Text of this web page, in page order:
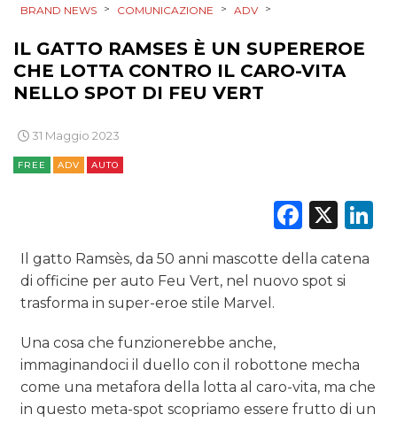
CINEMA
DIGITALE
EDITORIA
ESTERNA
RICERCHE
BRAND NEWS > COMUNICAZIONE > ADV >
IL GATTO RAMSES È UN SUPEREROE
CHE LOTTA CONTRO IL CARO-VITA
NELLO SPOT DI FEU VERT
31 Maggio 2023
FREE ADV AUTO
X
Il gatto Ramsès, da 50 anni mascotte della catena
di officine per auto Feu Vert, nel nuovo spot si
trasforma in super-eroe stile Marvel.
Una cosa che funzionerebbe anche,
immaginandoci il duello con il robottone mecha
come una metafora della lotta al caro-vita, ma che
in questo meta-spot scopriamo essere frutto di un